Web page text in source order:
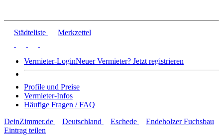
Städteliste Merkzettel
Vermieter-LoginNeuer Vermieter? Jetzt registrieren
Profile und Preise
Vermieter-Infos
Häufige Fragen / FAQ
DeinZimmer.de
Deutschland Eschede
Endeholzer Fuchsbau
Eintrag teilen